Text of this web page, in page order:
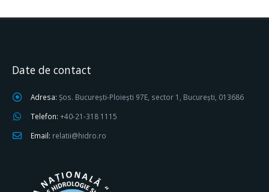
Date de contact
Adresa: Șos. București-Ploiești 97E, sector 1, București, 013686
Telefon: +40-21-318 1115
Email: relatii@hidro.ro